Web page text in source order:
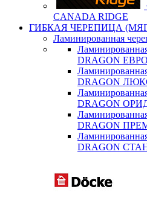
CANADA RIDGE
ГИБКАЯ ЧЕРЕПИЦА
Ламинированная
DRAGON
DRAGON
DRAGON
DRAGON
DRAGON